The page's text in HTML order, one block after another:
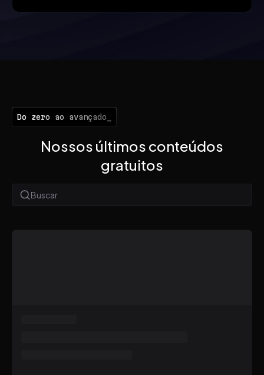
Do zero ao avançado_
Nossos últimos conteúdos
gratuitos